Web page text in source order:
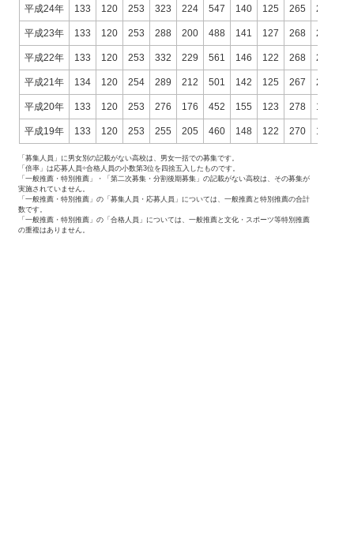
平成24年 133 120 253 323 224 547 140 125 265 2.31
平成23年 133 120 253 288 200 488 141 127 268 2.04
平成22年 133 120 253 332 229 561 146 122 268 2.27
平成21年 134 120 254 289 212 501 142 125 267 2.04
平成20年 133 120 253 276 176 452 155 123 278 1.78
平成19年 133 120 253 255 205 460 148 122 270 1.72
「募集人員」に男女別の記載がない高校は、男女一括での募集です。
「倍率」は応募人員÷合格人員の小数第3位を四捨五入したものです。
「一般推薦・特別推薦」・「第二次募集・分割後期募集」の記載がない高校は、その募集が
実施されていません。
「一般推薦・特別推薦」の「募集人員・応募人員」については、一般推薦と特別推薦の合計
数です。
「一般推薦・特別推薦」の「合格人員」については、一般推薦と文化・スポーツ等特別推薦
の重複はありません。